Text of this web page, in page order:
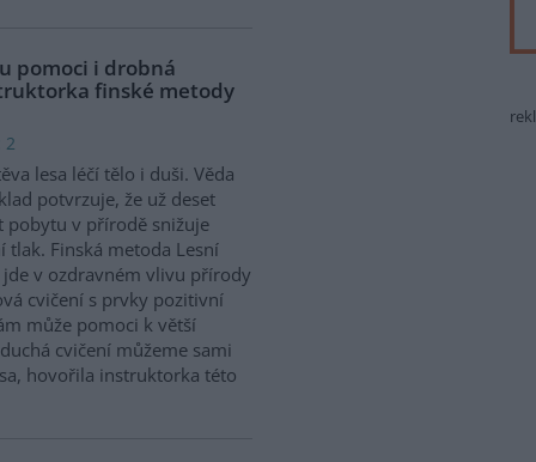
pomoci i drobná
finské metody
2
lesa léčí tělo i duši. Věda
potvrzuje, že už deset
pobytu v přírodě snižuje
tlak. Finská metoda Lesní
v ozdravném vlivu přírody
cvičení s prvky pozitivní
může pomoci k větší
cvičení můžeme sami
hovořila instruktorka této